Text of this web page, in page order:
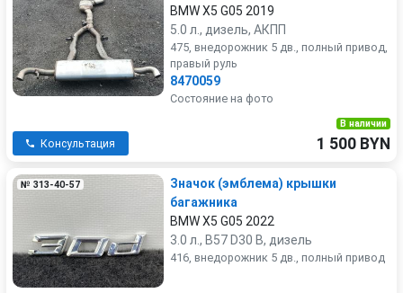
BMW X5 G05 2019
5.0 л., дизель, АКПП
475, внедорожник 5 дв., полный привод,
правый руль
8470059
Состояние на фото
Консультация
В наличии
1 500 BYN
№ 313-40-57
Значок (эмблема) крышки
багажника
BMW X5 G05 2022
3.0 л., B57 D30 B, дизель
416, внедорожник 5 дв., полный привод